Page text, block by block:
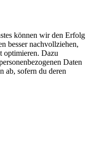
können wir den Erfolg
besser nachvollziehen,
optimieren. Dazu
Daten
ab, sofern du deren